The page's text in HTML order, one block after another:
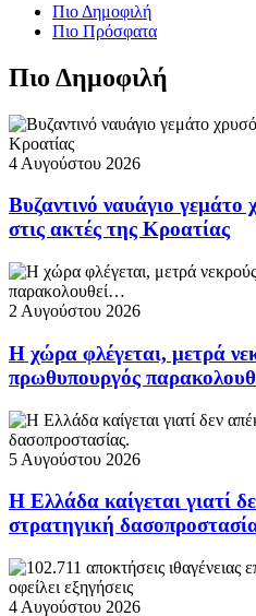
Πιο Δημοφιλή
Πιο Πρόσφατα
Πιο Δημοφιλή
4 Αυγούστου 2026
Βυζαντινό ναυάγιο
στις ακτές της Κροατίας
2 Αυγούστου 2026
Η χώρα φλέγεται, μετρά
πρωθυπουργός
5 Αυγούστου 2026
Η Ελλάδα καίγεται γιατί
στρατηγική
4 Αυγούστου 2026